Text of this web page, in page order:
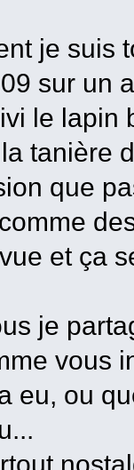
je suis
sur un
le lapin
tanière
que
et ça
je
vous
eu, ou